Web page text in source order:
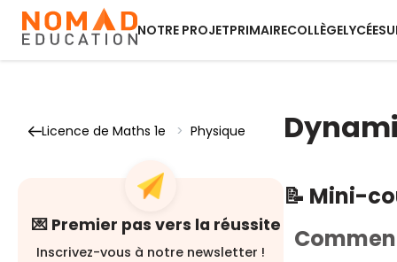
NOTRE PROJETPRIMAIRECOLLÈGELYCÉE
Licence de Maths 1e > Physique
💌 Premier pas vers la réussite
Inscrivez-vous à notre newsletter !
📝 Mini-